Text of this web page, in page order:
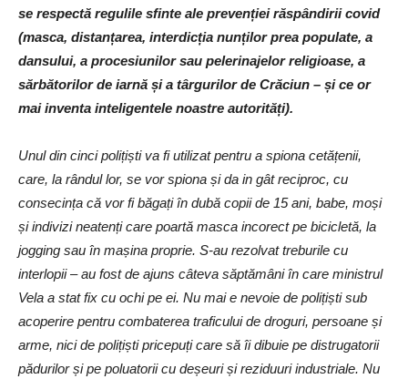
se respectă regulile sfinte ale prevenției răspândirii covid
(masca, distanțarea, interdicția nunților prea populate, a
dansului, a procesiunilor sau pelerinajelor religioase, a
sărbătorilor de iarnă și a târgurilor de Crăciun – și ce or
mai inventa inteligentele noastre autorități).
Unul din cinci polițiști va fi utilizat pentru a spiona cetățenii,
care, la rândul lor, se vor spiona și da in gât reciproc, cu
consecința că vor fi băgați în dubă copii de 15 ani, babe, moși
și indivizi neatenți care poartă masca incorect pe bicicletă, la
jogging sau în mașina proprie. S-au rezolvat treburile cu
interlopii – au fost de ajuns câteva săptămâni în care ministrul
Vela a stat fix cu ochi pe ei. Nu mai e nevoie de polițiști sub
acoperire pentru combaterea traficului de droguri, persoane și
arme, nici de polițiști pricepuți care să îi dibuie pe distrugatorii
pădurilor și pe poluatorii cu deșeuri și reziduuri industriale. Nu